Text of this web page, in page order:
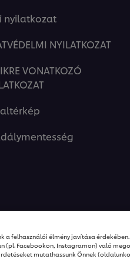
nyilatkozat
NYILATKOZAT
VONATKOZÓ
felhasználói élmény javítása érdekében.
Facebookon, Instagramon) való
mutathassunk Önnek